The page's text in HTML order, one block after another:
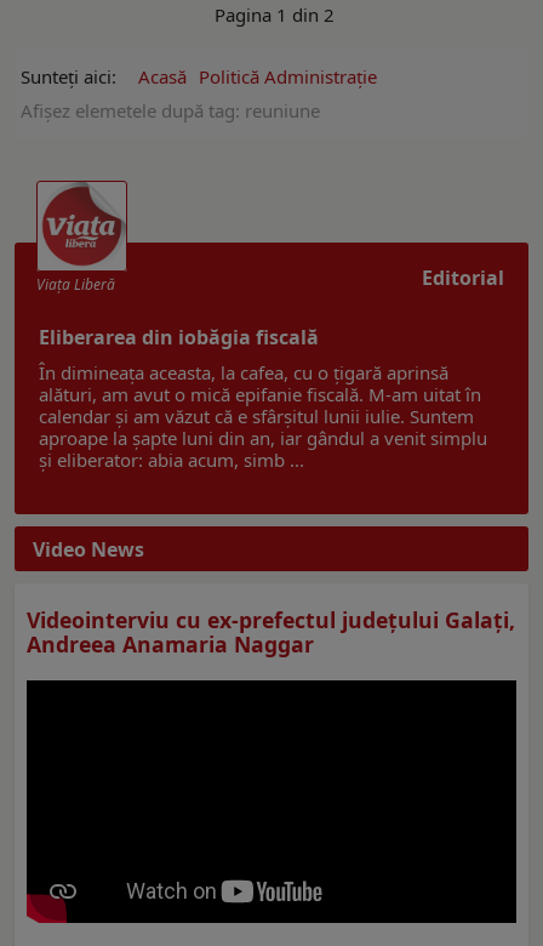
Pagina 1 din 2
Sunteți aici: Acasă Politică Administrație
Afişez elemetele după tag: reuniune
Editorial
Viaţa Liberă
Eliberarea din iobăgia fiscală
În dimineața aceasta, la cafea, cu o țigară aprinsă
alături, am avut o mică epifanie fiscală. M-am uitat în
calendar și am văzut că e sfârșitul lunii iulie. Suntem
aproape la șapte luni din an, iar gândul a venit simplu
și eliberator: abia acum, simb ...
Video News
Videointerviu cu ex-prefectul judeţului Galaţi,
Andreea Anamaria Naggar